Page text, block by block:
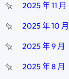
2025 年 11 月
2025 年 10 月
2025 年 9 月
2025 年 8 月